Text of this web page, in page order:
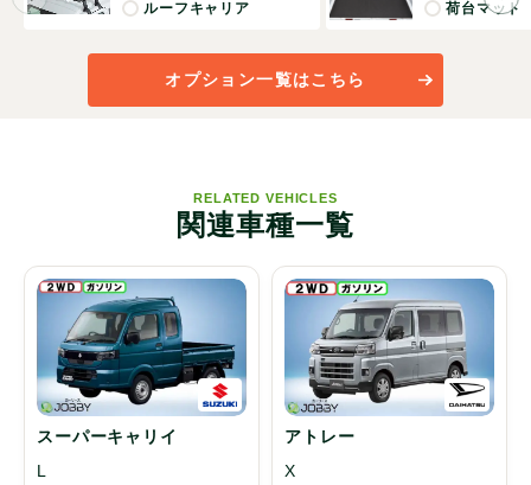
ルーフキャリア 荷台マット
オプション一覧はこちら
RELATED VEHICLES
関連車種一覧
スーパーキャリイ
L
アトレー
X